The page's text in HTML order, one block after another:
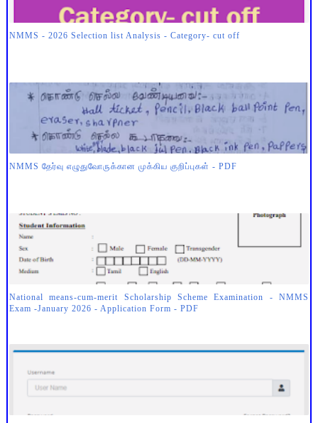
NMMS - 2026 Selection list Analysis - Category- cut off
NMMS தேர்வு எழுதுவோருக்கான முக்கிய குறிப்புகள் - PDF
National means-cum-merit Scholarship Scheme Examination - NMMS
Exam -January 2026 - Application Form - PDF